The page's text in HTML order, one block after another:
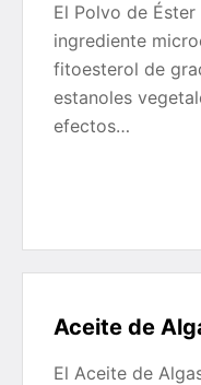
El Polvo de
ingrediente
fitoesterol de
estanoles
efectos…
Aceite de
El Aceite de